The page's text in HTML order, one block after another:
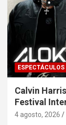
ESPECTÁCULOS
Calvin
Festival
4 agosto, 2026